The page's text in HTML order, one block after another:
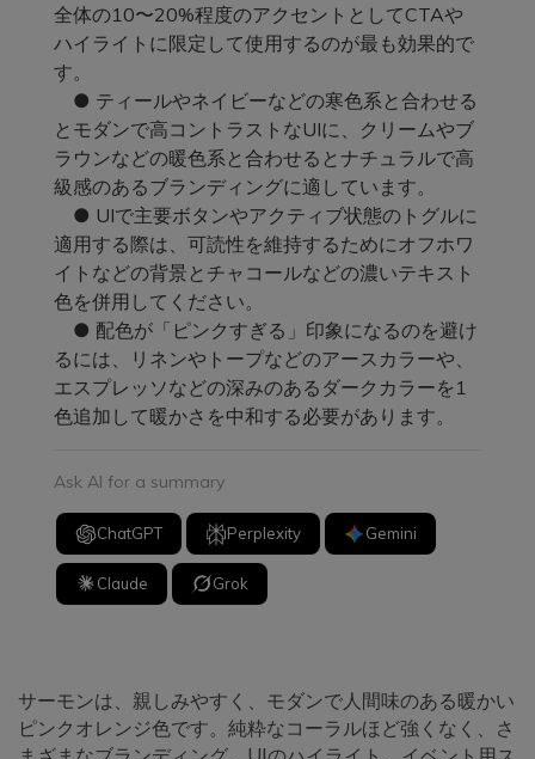
全体の10〜20%程度のアクセントとしてCTAや
ハイライトに限定して使用するのが最も効果的で
す。
● ティールやネイビーなどの寒色系と合わせる
とモダンで高コントラストなUIに、クリームやブ
ラウンなどの暖色系と合わせるとナチュラルで高
級感のあるブランディングに適しています。
● UIで主要ボタンやアクティブ状態のトグルに
適用する際は、可読性を維持するためにオフホワ
イトなどの背景とチャコールなどの濃いテキスト
色を併用してください。
● 配色が「ピンクすぎる」印象になるのを避け
るには、リネンやトープなどのアースカラーや、
エスプレッソなどの深みのあるダークカラーを1
色追加して暖かさを中和する必要があります。
Ask AI for a summary
ChatGPT Perplexity Gemini
Claude Grok
サーモンは、親しみやすく、モダンで人間味のある暖かい
ピンクオレンジ色です。純粋なコーラルほど強くなく、さ